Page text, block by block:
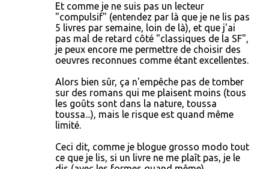
Et comme je ne suis pas un lecteur
"compulsif" (entendez par là que je ne lis pas
5 livres par semaine, loin de là), et que j'ai
pas mal de retard côté "classiques de la SF",
je peux encore me permettre de choisir des
oeuvres reconnues comme étant excellentes.
Alors bien sûr, ça n'empêche pas de tomber
sur des romans qui me plaisent moins (tous
les goûts sont dans la nature, toussa
toussa...), mais le risque est quand même
limité.
Ceci dit, comme je blogue grosso modo tout
ce que je lis, si un livre ne me plaît pas, je le